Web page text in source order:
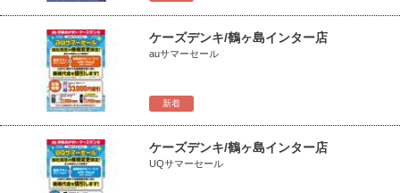
新着
ケーズデンキ/鶴ヶ島インター店
auサマーセール
ケーズデンキ/鶴ヶ島インター店
UQサマーセール